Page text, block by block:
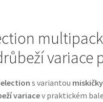
variace
s variantou
variacev praktickém